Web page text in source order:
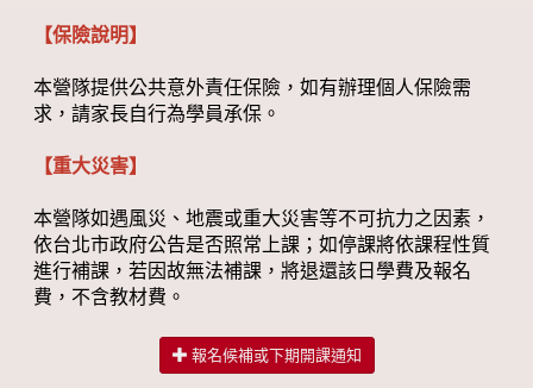
【保險說明】
本營隊提供公共意外責任保險，如有辦理個人保險需
求，請家長自行為學員承保。
【重大災害】
本營隊如遇風災、地震或重大災害等不可抗力之因素，
依台北市政府公告是否照常上課；如停課將依課程性質
進行補課，若因故無法補課，將退還該日學費及報名
費，不含教材費。
報名候補或下期開課通知